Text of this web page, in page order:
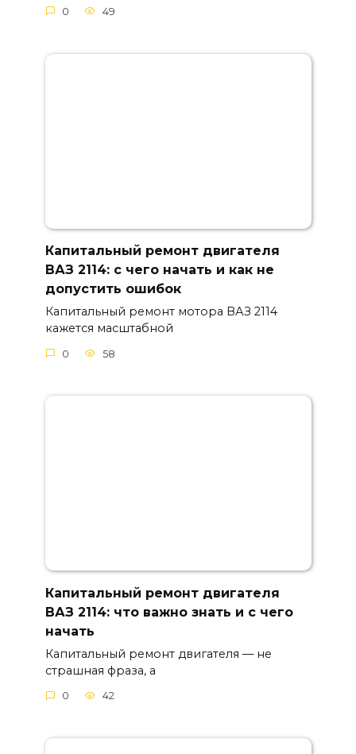
0 49
Капитальный ремонт двигателя
ВАЗ 2114: с чего начать и как не
допустить ошибок
Капитальный ремонт мотора ВАЗ 2114
кажется масштабной
0 58
Капитальный ремонт двигателя
ВАЗ 2114: что важно знать и с чего
начать
Капитальный ремонт двигателя — не
страшная фраза, а
0 42